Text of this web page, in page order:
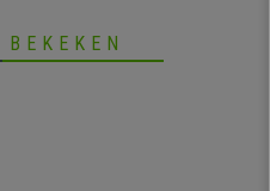
BEKEKEN